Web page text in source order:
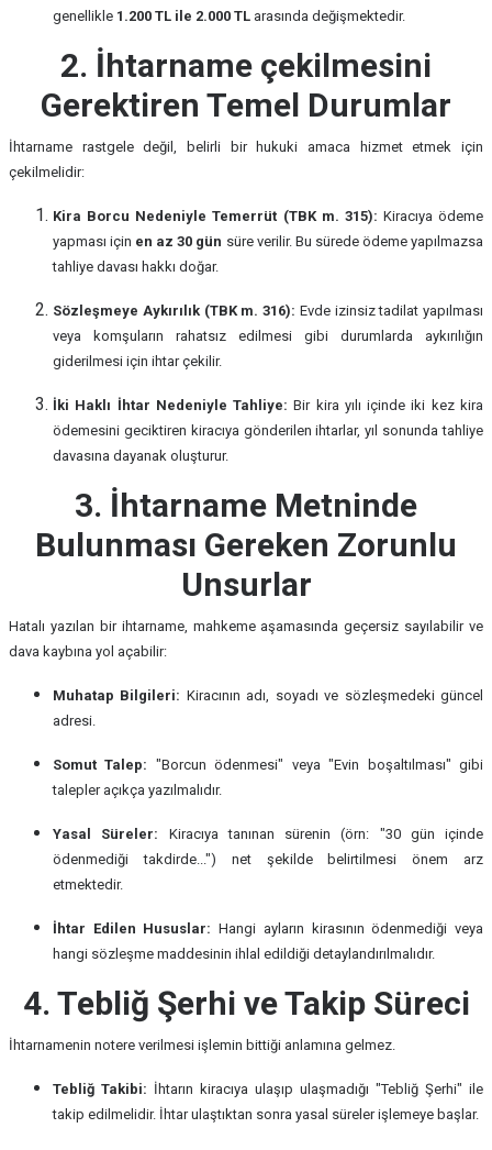
genellikle 1.200 TL ile 2.000 TL arasında değişmektedir.
2. İhtarname çekilmesini
Gerektiren Temel Durumlar
İhtarname rastgele değil, belirli bir hukuki amaca hizmet etmek için
çekilmelidir:
Kira Borcu Nedeniyle Temerrüt (TBK m. 315): Kiracıya ödeme
yapması için en az 30 gün süre verilir. Bu sürede ödeme yapılmazsa
tahliye davası hakkı doğar.
Sözleşmeye Aykırılık (TBK m. 316): Evde izinsiz tadilat yapılması
veya komşuların rahatsız edilmesi gibi durumlarda aykırılığın
giderilmesi için ihtar çekilir.
İki Haklı İhtar Nedeniyle Tahliye: Bir kira yılı içinde iki kez kira
ödemesini geciktiren kiracıya gönderilen ihtarlar, yıl sonunda tahliye
davasına dayanak oluşturur.
3. İhtarname Metninde
Bulunması Gereken Zorunlu
Unsurlar
Hatalı yazılan bir ihtarname, mahkeme aşamasında geçersiz sayılabilir ve
dava kaybına yol açabilir:
Muhatap Bilgileri: Kiracının adı, soyadı ve sözleşmedeki güncel
adresi.
Somut Talep: "Borcun ödenmesi" veya "Evin boşaltılması" gibi
talepler açıkça yazılmalıdır.
Yasal Süreler: Kiracıya tanınan sürenin (örn: "30 gün içinde
ödenmediği takdirde...") net şekilde belirtilmesi önem arz
etmektedir.
İhtar Edilen Hususlar: Hangi ayların kirasının ödenmediği veya
hangi sözleşme maddesinin ihlal edildiği detaylandırılmalıdır.
4. Tebliğ Şerhi ve Takip Süreci
İhtarnamenin notere verilmesi işlemin bittiği anlamına gelmez.
Tebliğ Takibi: İhtarın kiracıya ulaşıp ulaşmadığı "Tebliğ Şerhi" ile
takip edilmelidir. İhtar ulaştıktan sonra yasal süreler işlemeye başlar.